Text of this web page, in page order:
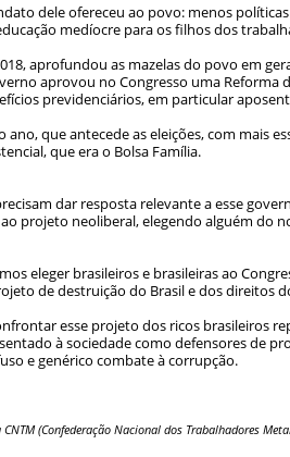
dele ofereceu ao povo: menos
medíocre para os filhos dos
aprofundou as mazelas do povo em
aprovou no Congresso uma Reforma
previdenciários, em particular
ano, que antecede as eleições, com mais
que era o Bolsa Família.
dar resposta relevante a esse
projeto neoliberal, elegendo alguém do
eleger brasileiros e brasileiras ao
de destruição do Brasil e dos direitos
esse projeto dos ricos brasileiros
à sociedade como defensores de
e genérico combate à corrupção.
(Confederação Nacional dos Trabalhadores